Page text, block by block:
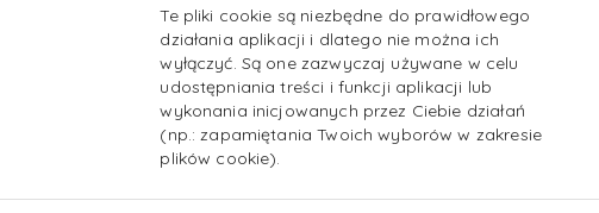
Te pliki cookie są niezbędne do prawidłowego
działania aplikacji i dlatego nie można ich
wyłączyć. Są one zazwyczaj używane w celu
udostępniania treści i funkcji aplikacji lub
wykonania inicjowanych przez Ciebie działań
(np.: zapamiętania Twoich wyborów w zakresie
plików cookie).